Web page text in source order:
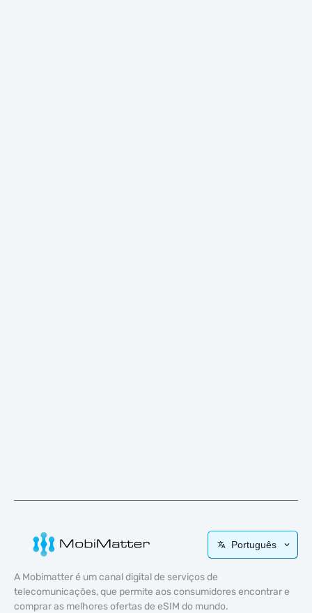
Português
A Mobimatter é um canal digital de serviços de
telecomunicações, que permite aos consumidores encontrar e
comprar as melhores ofertas de eSIM do mundo.